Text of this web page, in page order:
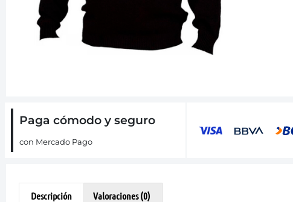
Paga cómodo y seguro
con Mercado Pago
Descripción Valoraciones (0)